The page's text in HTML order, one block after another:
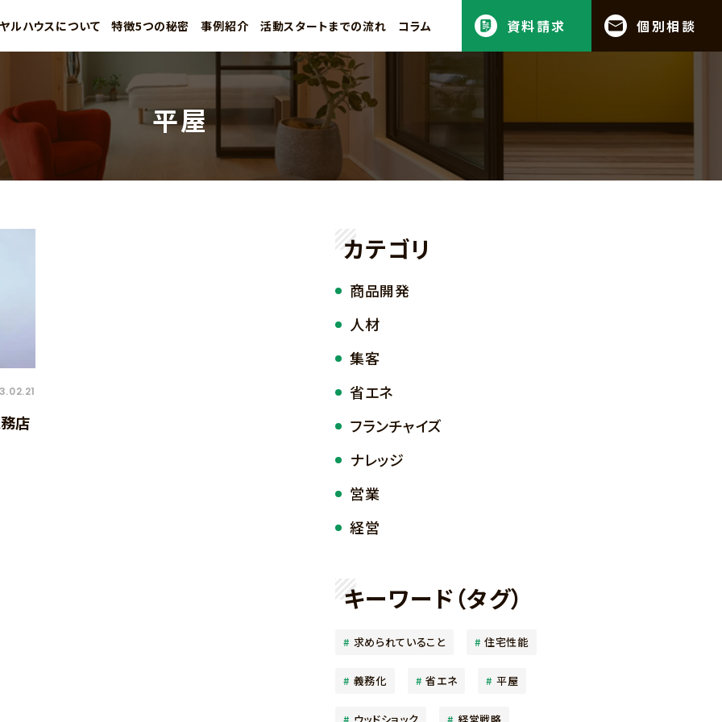
ルハウスについて 特徴5つの秘密 事例紹介 活動スタートまでの流れ コラム 資料請求 個別相談
平屋
店
カテゴリ
商品開発
人材
集客
省エネ
フランチャイズ
ナレッジ
営業
経営
キーワード（タグ）
求められていること 住宅性能
義務化 省エネ 平屋